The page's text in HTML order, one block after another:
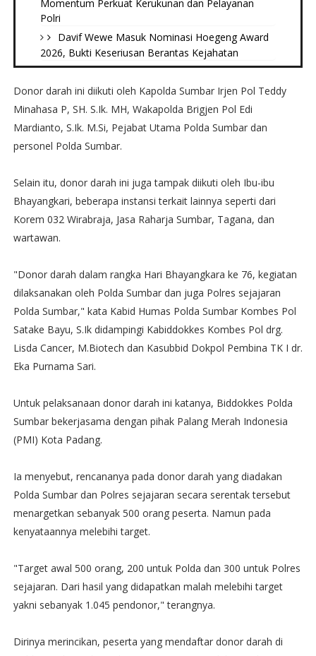
Momentum Perkuat Kerukunan dan Pelayanan
Polri
Davif Wewe Masuk Nominasi Hoegeng Award
2026, Bukti Keseriusan Berantas Kejahatan
Donor darah ini diikuti oleh Kapolda Sumbar Irjen Pol Teddy
Minahasa P, SH. S.Ik. MH, Wakapolda Brigjen Pol Edi
Mardianto, S.Ik. M.Si, Pejabat Utama Polda Sumbar dan
personel Polda Sumbar.
Selain itu, donor darah ini juga tampak diikuti oleh Ibu-ibu
Bhayangkari, beberapa instansi terkait lainnya seperti dari
Korem 032 Wirabraja, Jasa Raharja Sumbar, Tagana, dan
wartawan.
"Donor darah dalam rangka Hari Bhayangkara ke 76, kegiatan
dilaksanakan oleh Polda Sumbar dan juga Polres sejajaran
Polda Sumbar," kata Kabid Humas Polda Sumbar Kombes Pol
Satake Bayu, S.Ik didampingi Kabiddokkes Kombes Pol drg.
Lisda Cancer, M.Biotech dan Kasubbid Dokpol Pembina TK I dr.
Eka Purnama Sari.
Untuk pelaksanaan donor darah ini katanya, Biddokkes Polda
Sumbar bekerjasama dengan pihak Palang Merah Indonesia
(PMI) Kota Padang.
Ia menyebut, rencananya pada donor darah yang diadakan
Polda Sumbar dan Polres sejajaran secara serentak tersebut
menargetkan sebanyak 500 orang peserta. Namun pada
kenyataannya melebihi target.
"Target awal 500 orang, 200 untuk Polda dan 300 untuk Polres
sejajaran. Dari hasil yang didapatkan malah melebihi target
yakni sebanyak 1.045 pendonor," terangnya.
Dirinya merincikan, peserta yang mendaftar donor darah di